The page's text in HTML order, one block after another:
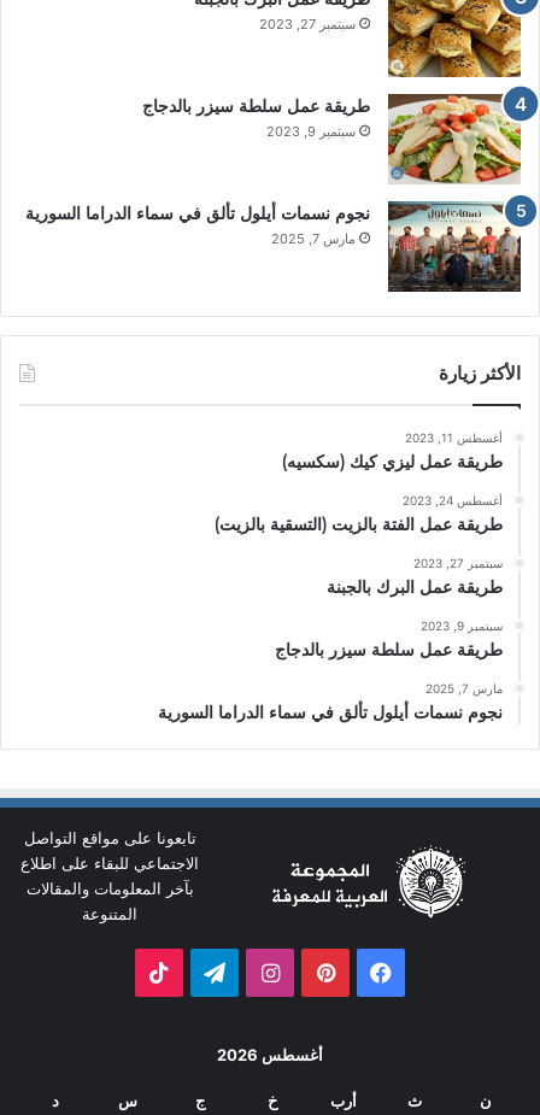
سبتمبر 27, 2023
طريقة عمل سلطة سيزر بالدجاج
سبتمبر 9, 2023
نجوم نسمات أيلول تألق في سماء الدراما السورية
مارس 7, 2025
الأكثر زيارة
أغسطس 11, 2023
طريقة عمل ليزي كيك (سكسيه)
أغسطس 24, 2023
طريقة عمل الفتة بالزيت (التسقية بالزيت)
سبتمبر 27, 2023
طريقة عمل البرك بالجبنة
سبتمبر 9, 2023
طريقة عمل سلطة سيزر بالدجاج
مارس 7, 2025
نجوم نسمات أيلول تألق في سماء الدراما السورية
تابعونا على مواقع التواصل
الاجتماعي للبقاء على اطلاع
بآخر المعلومات والمقالات
المتنوعة
فيسبوك بينتيريستانستقرامتيلقرام
أغسطس 2026
ن ث أرب خ ج س د